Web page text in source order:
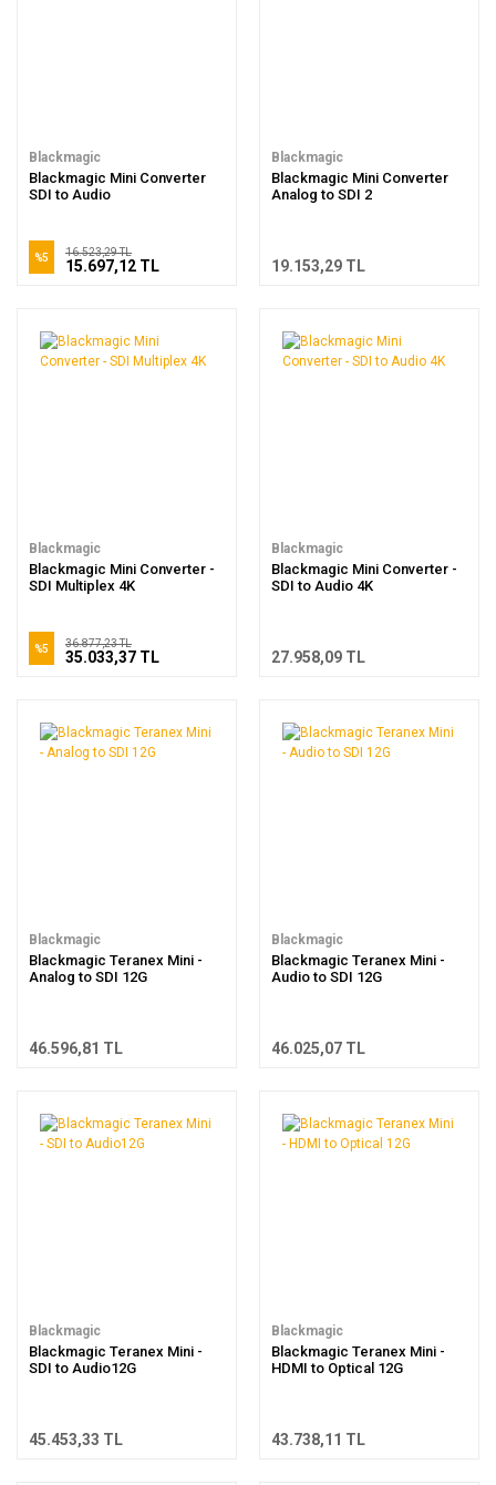
Blackmagic
Blackmagic Mini Converter
SDI to Audio
%5 16.523,29 TL
15.697,12 TL
Blackmagic
Blackmagic Mini Converter
Analog to SDI 2
19.153,29 TL
Blackmagic
Blackmagic Mini Converter -
SDI Multiplex 4K
%5 36.877,23 TL
35.033,37 TL
Blackmagic
Blackmagic Mini Converter -
SDI to Audio 4K
27.958,09 TL
Blackmagic
Blackmagic Teranex Mini -
Analog to SDI 12G
46.596,81 TL
Blackmagic
Blackmagic Teranex Mini -
Audio to SDI 12G
46.025,07 TL
Blackmagic
Blackmagic Teranex Mini -
SDI to Audio12G
45.453,33 TL
Blackmagic
Blackmagic Teranex Mini -
HDMI to Optical 12G
43.738,11 TL